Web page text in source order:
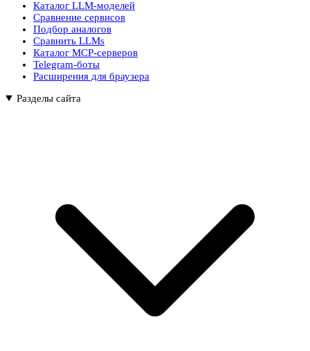
Каталог LLM-моделей
Сравнение сервисов
Подбор аналогов
Сравнить LLMs
Каталог MCP-серверов
Telegram-боты
Расширения для браузера
Разделы сайта